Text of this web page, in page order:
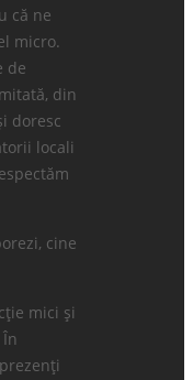
că ne
micro.
de
din
doresc
locali
cine
mici și